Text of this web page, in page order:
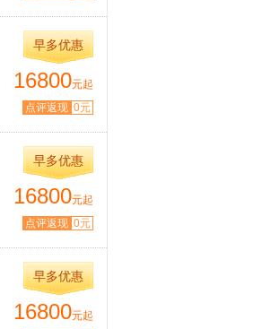
早多优惠
16800元起
点评返现 0元
早多优惠
16800元起
点评返现 0元
早多优惠
16800元起